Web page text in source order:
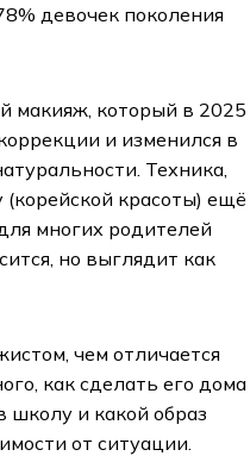
девочек поколения
макияж, который в 2025
и изменился в
Техника,
красоты) ещё
многих родителей
но выглядит как
чем отличается
как сделать его дома
школу и какой образ
от ситуации.